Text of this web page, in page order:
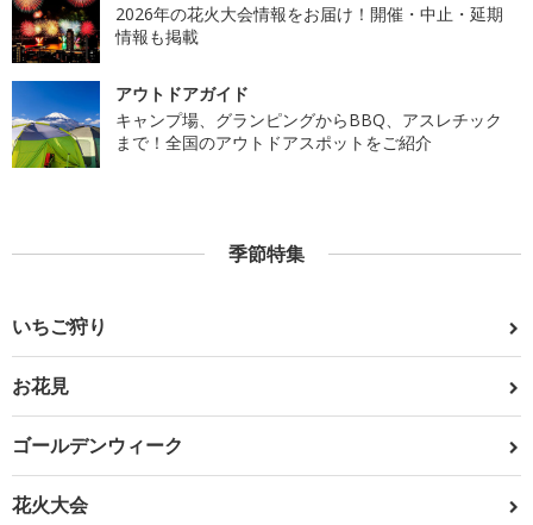
2026年の花火大会情報をお届け！開催・中止・延期
情報も掲載
アウトドアガイド
キャンプ場、グランピングからBBQ、アスレチック
まで！全国のアウトドアスポットをご紹介
季節特集
いちご狩り
お花見
ゴールデンウィーク
花火大会